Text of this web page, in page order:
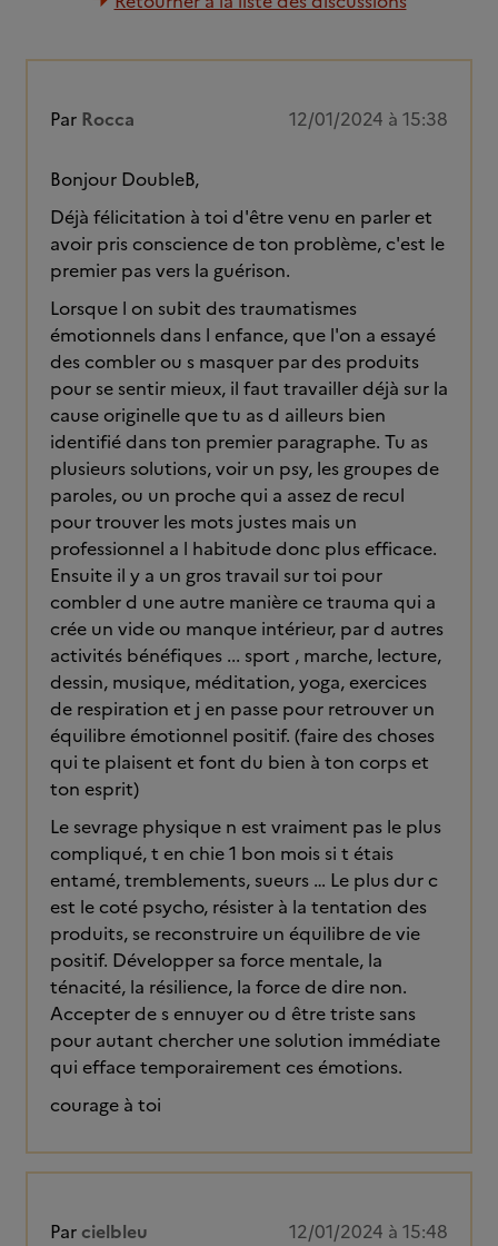
Par Rocca 12/01/2024 à 15:38
Bonjour DoubleB,
Déjà félicitation à toi d'être venu en parler et
avoir pris conscience de ton problème, c'est le
premier pas vers la guérison.
Lorsque l on subit des traumatismes
émotionnels dans l enfance, que l'on a essayé
des combler ou s masquer par des produits
pour se sentir mieux, il faut travailler déjà sur la
cause originelle que tu as d ailleurs bien
identifié dans ton premier paragraphe. Tu as
plusieurs solutions, voir un psy, les groupes de
paroles, ou un proche qui a assez de recul
pour trouver les mots justes mais un
professionnel a l habitude donc plus efficace.
Ensuite il y a un gros travail sur toi pour
combler d une autre manière ce trauma qui a
crée un vide ou manque intérieur, par d autres
activités bénéfiques ... sport , marche, lecture,
dessin, musique, méditation, yoga, exercices
de respiration et j en passe pour retrouver un
équilibre émotionnel positif. (faire des choses
qui te plaisent et font du bien à ton corps et
ton esprit)
Le sevrage physique n est vraiment pas le plus
compliqué, t en chie 1 bon mois si t étais
entamé, tremblements, sueurs … Le plus dur c
est le coté psycho, résister à la tentation des
produits, se reconstruire un équilibre de vie
positif. Développer sa force mentale, la
ténacité, la résilience, la force de dire non.
Accepter de s ennuyer ou d être triste sans
pour autant chercher une solution immédiate
qui efface temporairement ces émotions.
courage à toi
Par cielbleu 12/01/2024 à 15:48